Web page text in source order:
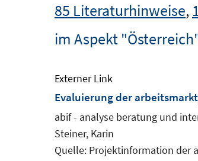
85 Literaturhinweise,
im Aspekt
Externer Link
Evaluierung der
abif - analyse beratung und
Steiner, Karin
Quelle: Projektinformation der